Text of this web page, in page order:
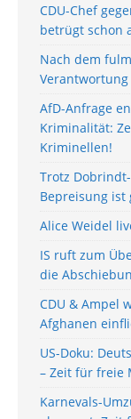
CDU-Chef
betrügt schon
Nach dem
AfD-Anfrage
Kriminalität:
Kriminellen!
Trotz
Bepreisung ist
Alice Weidel
IS ruft zum
die
CDU & Ampel
Afghanen
US-Doku:
– Zeit für freie
Karnevals-